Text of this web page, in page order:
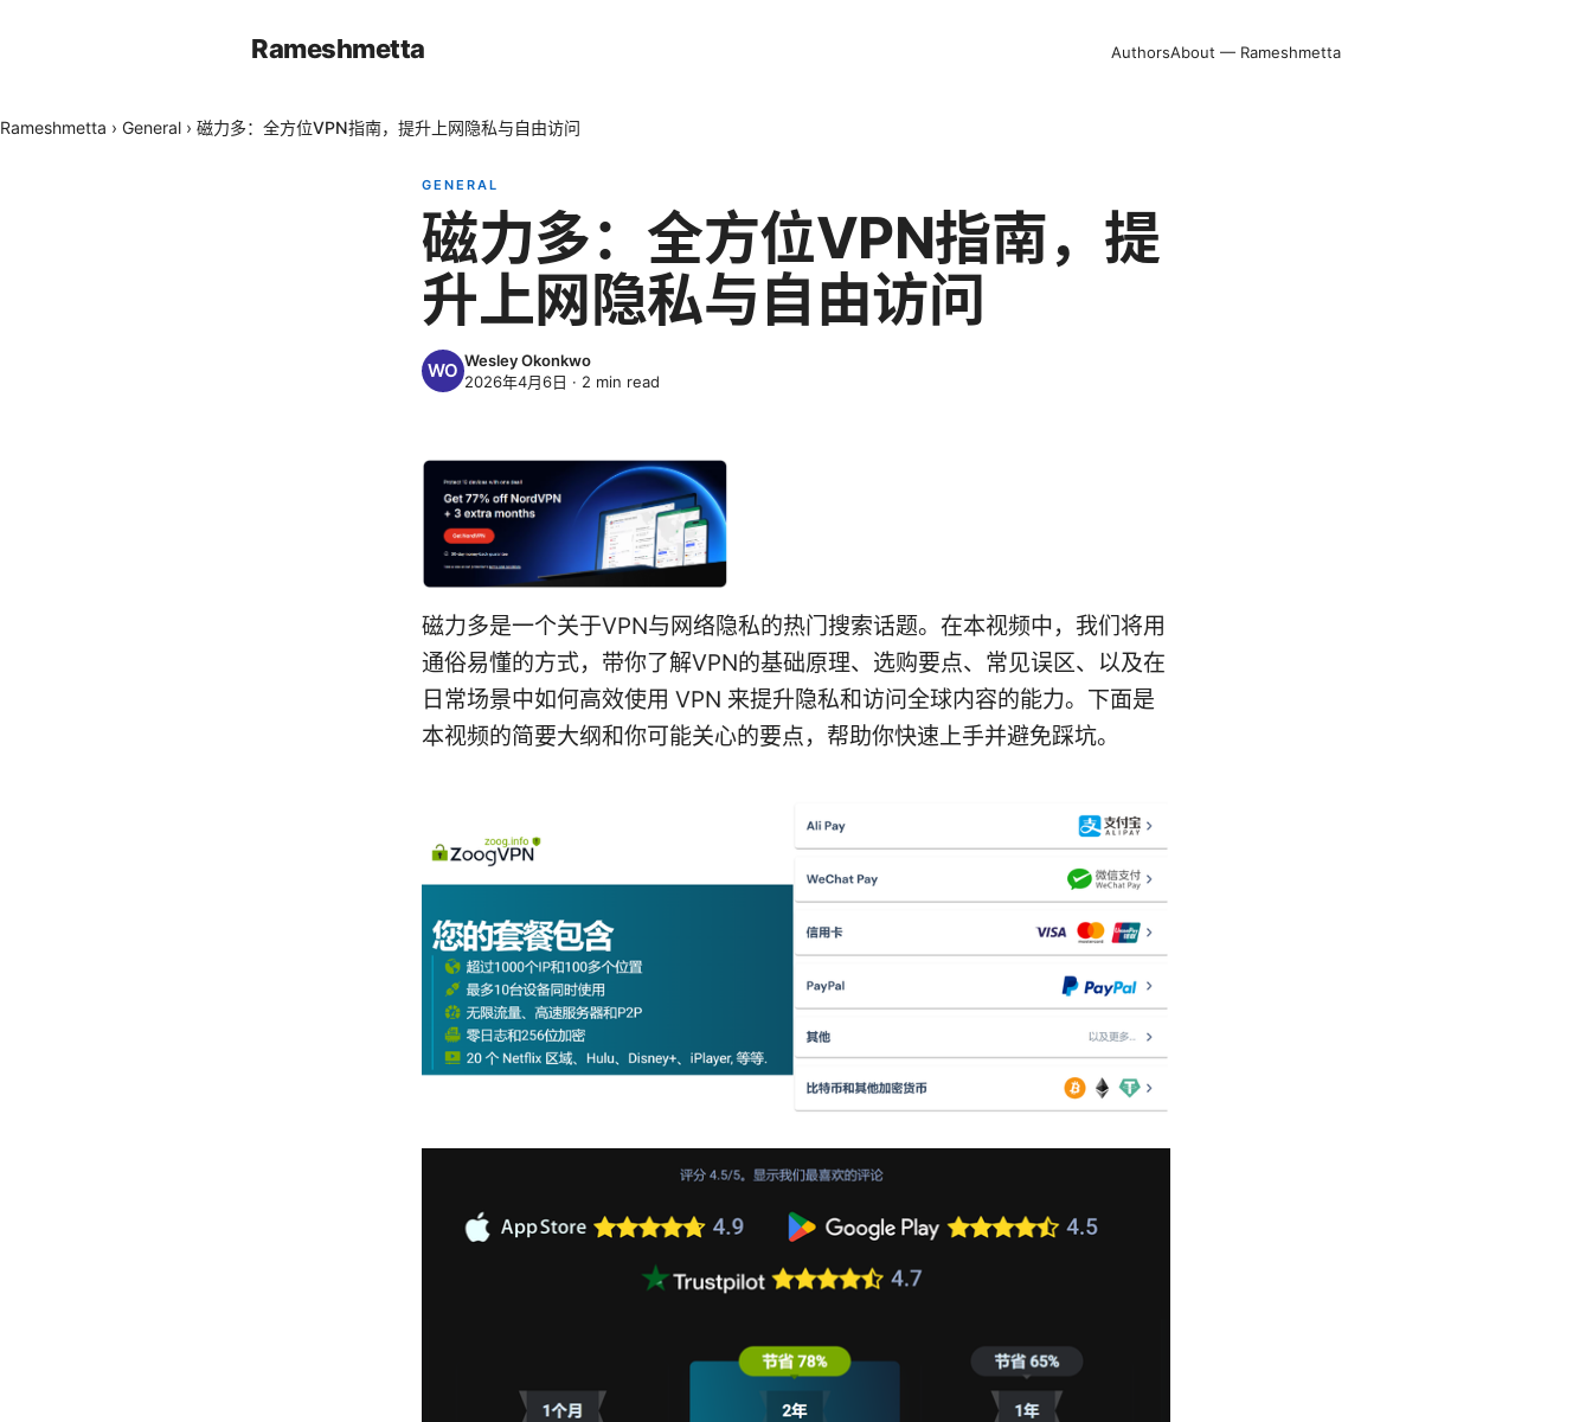
Rameshmetta AuthorsAbout — Rameshmetta
Rameshmetta › General › 磁力多：全方位VPN指南，提升上网隐私与自由访问
GENERAL
磁力多：全方位VPN指南，提
升上网隐私与自由访问
Wesley Okonkwo
2026年4月6日 · 2 min read
磁力多是一个关于VPN与网络隐私的热门搜索话题。在本视频中，我们将用
通俗易懂的方式，带你了解VPN的基础原理、选购要点、常见误区、以及在
日常场景中如何高效使用 VPN 来提升隐私和访问全球内容的能力。下面是
本视频的简要大纲和你可能关心的要点，帮助你快速上手并避免踩坑。